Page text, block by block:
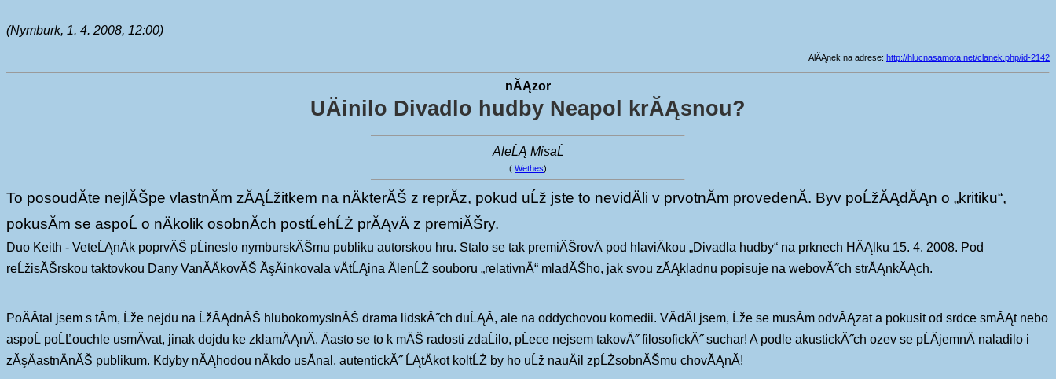
(Nymburk, 1. 4. 2008, 12:00)
ÄlĂĄnek na adrese: http://hlucnasamota.net/clanek.php/id-2142
nĂĄzor
UÄinilo Divadlo hudby Neapol krĂĄsnou?
AleĹĄ MisaĹ
( Wethes)
To posoudĂ­te nejlĂŠpe vlastnĂ­m zĂĄĹžitkem na nÄkterĂŠ z reprĂ­z, pokud uĹž jste to nevidÄli v prvotnĂ­m provedenĂ­. Byv poĹžĂĄdĂĄn o „kritiku“,
pokusĂ­m se aspoĹ o nÄkolik osobnĂ­ch postĹehĹŻ prĂĄvÄ z premiĂŠry.
Duo Keith - VeteĹĄnĂ­k poprvĂŠ pĹineslo nymburskĂŠmu publiku autorskou hru. Stalo se tak premiĂŠrovÄ pod hlaviÄkou „Divadla hudby“ na prknech HĂĄlku 15. 4. 2008. Pod
reĹžisĂŠrskou taktovkou Dany VanĂ­ÄkovĂŠ ĂşÄinkovala vÄtĹĄina ÄlenĹŻ souboru „relativnÄ“ mladĂŠho, jak svou zĂĄkladnu popisuje na webovĂ˝ch strĂĄnkĂĄch.
PoÄĂ­tal jsem s tĂ­m, Ĺže nejdu na ĹžĂĄdnĂŠ hlubokomyslnĂŠ drama lidskĂ˝ch duĹĄĂ­, ale na oddychovou komedii. VÄdÄl jsem, Ĺže se musĂ­m odvĂĄzat a pokusit od srdce smĂĄt nebo
aspoĹ poĹĽouchle usmĂ­vat, jinak dojdu ke zklamĂĄnĂ­. Äasto se to k mĂŠ radosti zdaĹilo, pĹece nejsem takovĂ˝ filosofickĂ˝ suchar! A podle akustickĂ˝ch ozev se pĹĂ­jemnÄ naladilo i
zĂşÄastnÄnĂŠ publikum. Kdyby nĂĄhodou nÄkdo usĂ­nal, autentickĂ˝ ĹĄtÄkot koltĹŻ by ho uĹž nauÄil zpĹŻsobnĂŠmu chovĂĄnĂ­!